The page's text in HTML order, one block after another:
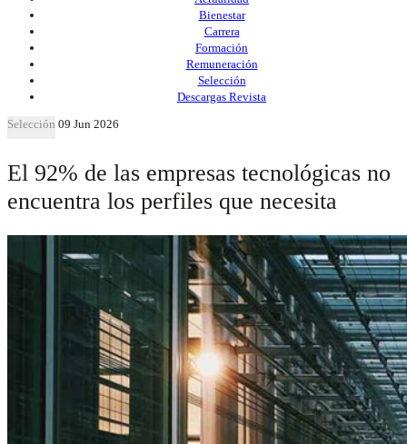
Bienestar
Carrera
Formación
Remuneración
Selección
Descargas Revista
Selección 09 Jun 2026
El 92% de las empresas tecnológicas no
encuentra los perfiles que necesita